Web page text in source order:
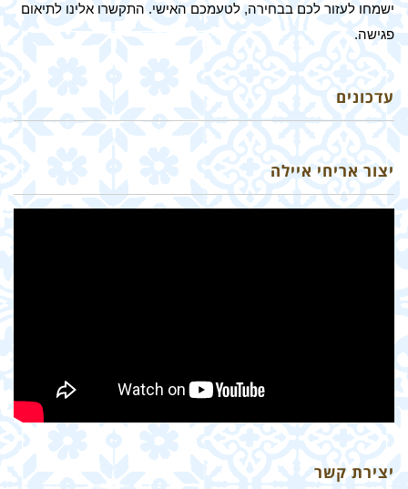
ישמחו לעזור לכם בבחירה, לטעמכם האישי. התקשרו אלינו לתיאום
פגישה.
עדכונים
יצור אריחי איילה
יצירת קשר